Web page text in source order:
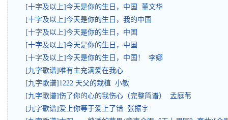
[十字及以上]今天是你的生日，中国 董文华
[十字及以上]今天是你的生日，我的中国
[十字及以上]今天是你的生日，中国
[十字及以上]今天是你的生日，中国
[十字及以上]今天是你的生日，中国！ 李娜
[九字歌谱]唯有主充满爱在我心
[九字歌谱]1222 天父的栽植 小敏
[九字歌谱]伤了你的心的我伤心（完整简谱） 孟庭苇
[九字歌谱]爱上你等于爱上了错 张振宇